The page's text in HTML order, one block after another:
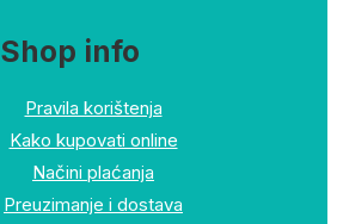
Shop info
Pravila korištenja
Kako kupovati online
Načini plaćanja
Preuzimanje i dostava